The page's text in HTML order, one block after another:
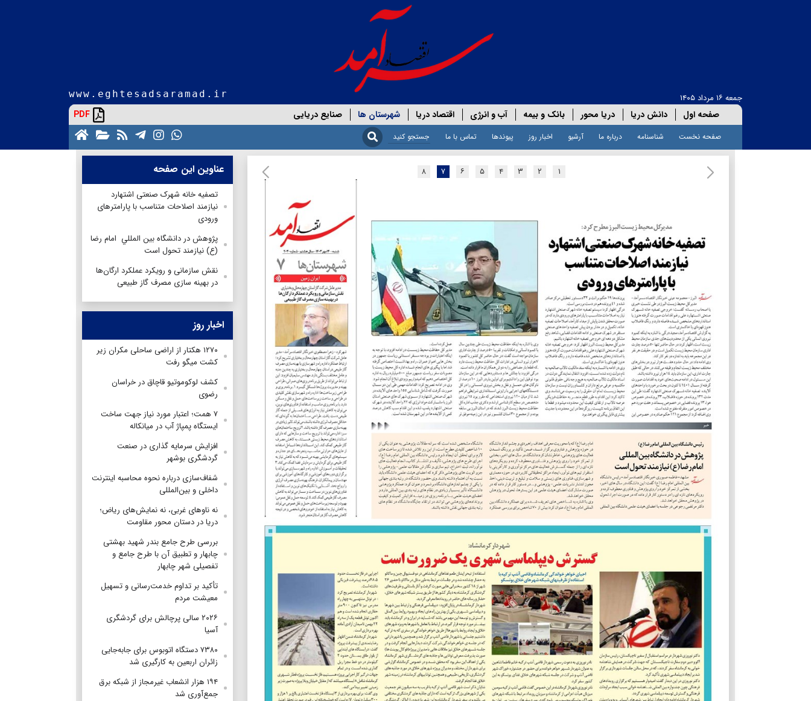
جمعه ۱۶ مرداد ۱۴۰۵ www.eghtesadsaramad.ir
صفحه اول دانش دریا دریا محور بانک و بیمه آب و انرژی اقتصاد دریا شهرستان ها صنایع دریایی PDF
صفحه نخست شناسنامه درباره ما آرشیو اخبار روز پیوندها تماس با ما
۱ ۲ ۳ ۴ ۵ ۶ ۷ ۸ عناوین این صفحه
تصفیه خانه شهرک صنعتی اشتهارد
نیازمند اصلاحات متناسب با پارامترهای
ورودی
پژوهش در دانشگاه بين المللي امام رضا
(ع) نيازمند تحول است
نقش سازمانی و رویکرد عملکرد ارگان‌ها
در بهینه سازی مصرف گاز طبیعی
اخبار روز
۱۲۷۰ هکتار از اراضی ساحلی مکران زیر
کشت میگو رفت
کشف لوکوموتیو قاچاق در خراسان
رضوی
۷ همت؛ اعتبار مورد نیاز جهت ساخت
ایستگاه پمپاژ آب در میانکاله
افزایش سرمایه گذاری در صنعت
گردشگری بوشهر
شفاف‌سازی درباره نحوه محاسبه اینترنت
داخلی و بین‌المللی
نه ناوهای غربی، نه نمایش‌های ریاض؛
دریا در دستان محور مقاومت
بررسی طرح جامع بندر شهید بهشتی
چابهار و تطبیق آن با طرح جامع و
تفصیلی شهر چابهار
تأکید بر تداوم خدمت‌رسانی و تسهیل
معیشت مردم
۲۰۲۶ سالی پرچالش برای گردشگری
آسیا
۷۳۸۰ دستگاه اتوبوس برای جابه‌جایی
زائران اربعین به‌ کارگیری شد
۱۹۴ هزار انشعاب غیرمجاز از شبکه برق
جمع‌آوری شد